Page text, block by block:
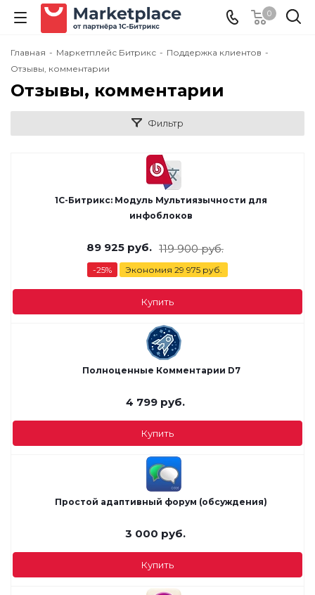
0
Главная - Маркетплейс Битрикс - Поддержка клиентов -
Отзывы, комментарии
Отзывы, комментарии
Фильтр
1С-Битрикс: Модуль Мультиязычности для
инфоблоков
89 925 руб. 119 900руб.
-25% Экономия 29 975 руб.
Купить
Полноценные Комментарии D7
4 799руб.
Купить
Простой адаптивный форум (обсуждения)
3 000 руб.
Купить